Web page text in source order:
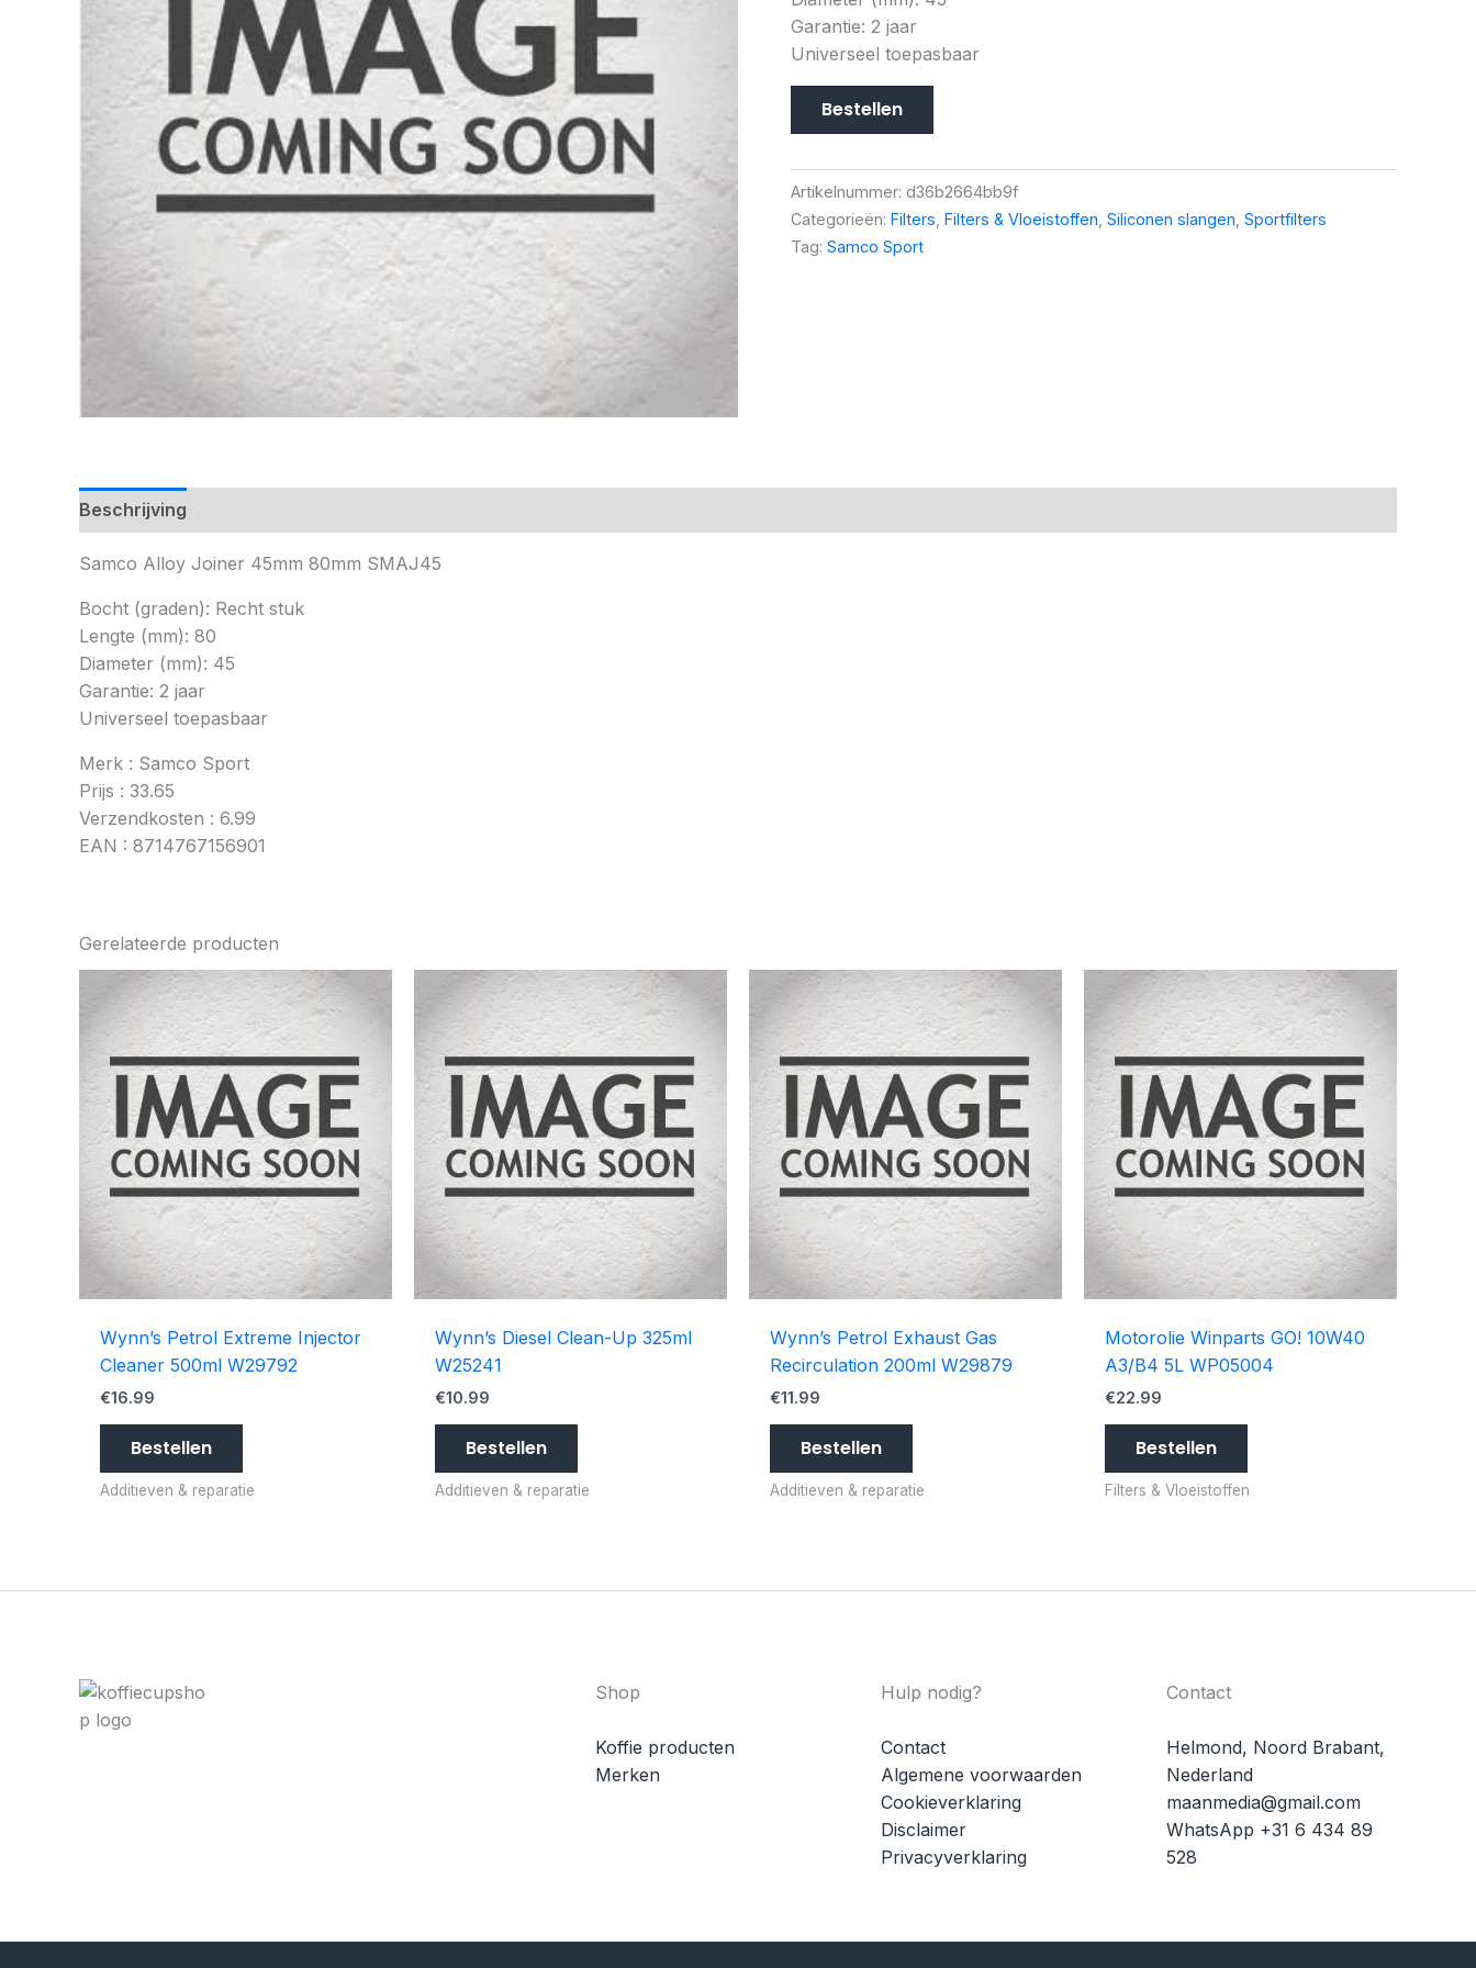
Garantie: 2 jaar
Universeel toepasbaar
Bestellen
Artikelnummer: d36b2664bb9f
Categorieën: Filters Filters & Vloeistoffen Siliconen slangen Sportfilters
Tag: Samco Sport
Beschrijving
Samco Alloy Joiner 45mm 80mm SMAJ45
Bocht (graden): Recht stuk
Lengte (mm): 80
Diameter (mm): 45
Garantie: 2 jaar
Universeel toepasbaar
Merk : Samco Sport
Prijs : 33.65
Verzendkosten : 6.99
EAN : 8714767156901
Gerelateerde producten
Wynn’s Petrol Extreme Injector
Cleaner 500ml W29792
€16.99
Bestellen
Additieven & reparatie
Wynn’s Diesel Clean-Up 325ml
W25241
€10.99
Bestellen
Additieven & reparatie
Wynn’s Petrol Exhaust Gas
Recirculation 200ml W29879
€11.99
Bestellen
Additieven & reparatie
Motorolie Winparts GO! 10W40
A3/B4 5L WP05004
€22.99
Bestellen
Filters & Vloeistoffen
Shop
Koffie producten
Merken
Hulp nodig?
Contact
Algemene voorwaarden
Cookieverklaring
Disclaimer
Privacyverklaring
Contact
Helmond, Noord Brabant,
Nederland
maanmedia@gmail.com
WhatsApp +31 6 434 89
528